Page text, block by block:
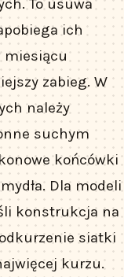
To usuwa
ich
miesiącu
zabieg. W
należy
suchym
końcówki
Dla modeli
konstrukcja na
siatki
kurzu.